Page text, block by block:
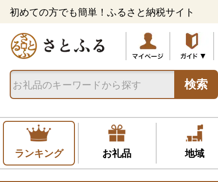
初めての方でも簡単！ふるさと納税サイト
検索
ランキング お礼品 地域